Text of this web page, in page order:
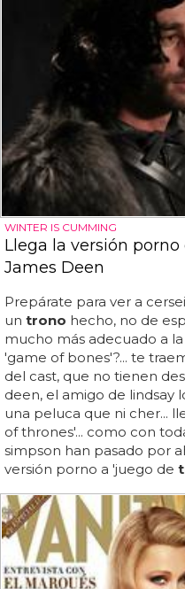
WINTER IS CUMMING
Llega la versión
James Deen
Prepárate para ver a
un trono hecho, no de
mucho más adecuado a
'game of bones'?... te
del cast, que no tienen
deen, el amigo de lindsay
una peluca que ni cher...
of thrones'... como con
simpson han pasado por
versión porno a 'juego de